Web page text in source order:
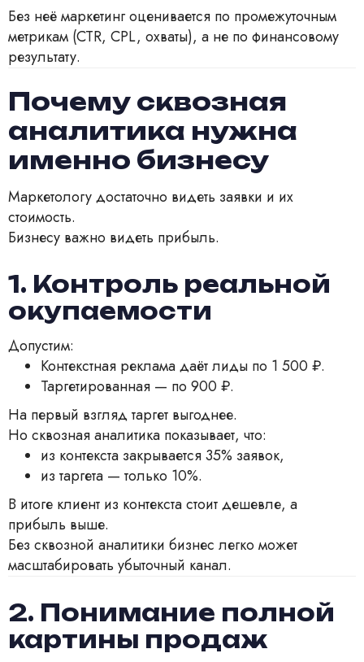
Без неё маркетинг оценивается по промежуточным
метрикам (CTR, CPL, охваты), а не по финансовому
результату.
Почему сквозная
аналитика нужна
именно бизнесу
Маркетологу достаточно видеть заявки и их
стоимость.
Бизнесу важно видеть прибыль.
1. Контроль реальной
окупаемости
Допустим:
Контекстная реклама даёт лиды по 1 500 ₽.
Таргетированная — по 900 ₽.
На первый взгляд таргет выгоднее.
Но сквозная аналитика показывает, что:
из контекста закрывается 35% заявок,
из таргета — только 10%.
В итоге клиент из контекста стоит дешевле, а
прибыль выше.
Без сквозной аналитики бизнес легко может
масштабировать убыточный канал.
2. Понимание полной
картины продаж